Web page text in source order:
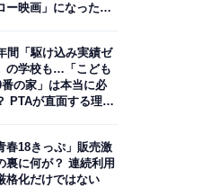
ー映画」になった理
間「駆け込み実績ゼ
の学校も…「こども
の家」は本当に必
PTAが直面する理想
春18きっぷ」販売激
裏に何が？ 連続利用
格化だけではない